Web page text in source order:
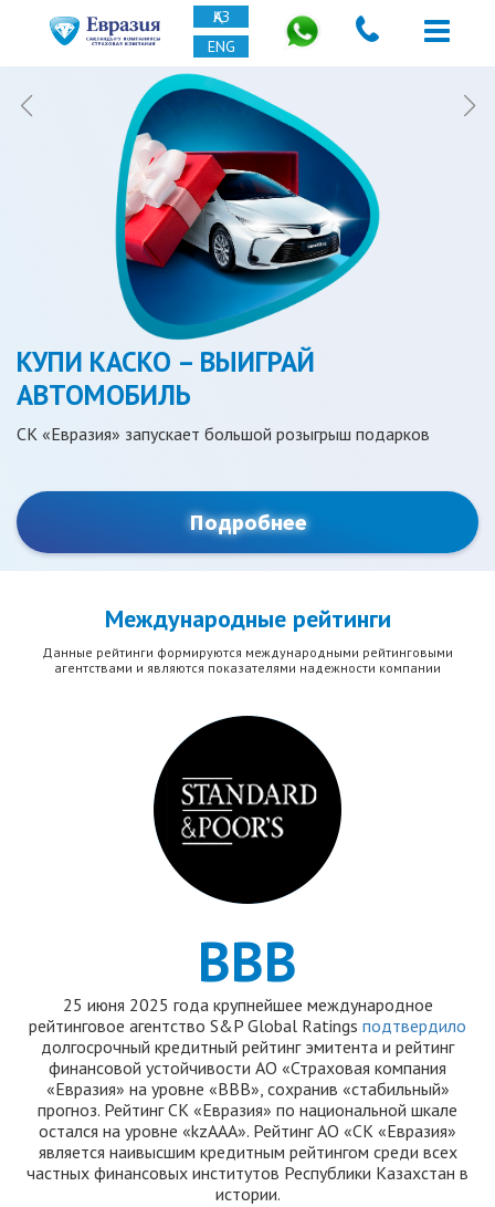
ҚАЗ
ENG
КУПИ КАСКО – ВЫИГРАЙ
АВТОМОБИЛЬ
СК «Евразия» запускает большой розыгрыш подарков
Подробнее
КАСКО: БОЛЬШЕ ВЫГОДЫ МЕНЬШЕ
СТРЕССА
Покупка КАСКО дешевле восстановления разбитого кузова
Рассчитать/Купить
Международные рейтинги
Данные рейтинги формируются международными рейтинговыми
агентствами и являются показателями надежности компании
BBB
25 июня 2025 года крупнейшее международное
рейтинговое агентство S&P Global Ratings подтвердило
долгосрочный кредитный рейтинг эмитента и рейтинг
финансовой устойчивости АО «Страховая компания
«Евразия» на уровне «ВВВ», сохранив «стабильный»
прогноз. Рейтинг СК «Евразия» по национальной шкале
остался на уровне «kzAAA». Рейтинг АО «СК «Евразия»
является наивысшим кредитным рейтингом среди всех
частных финансовых институтов Республики Казахстан в
истории.